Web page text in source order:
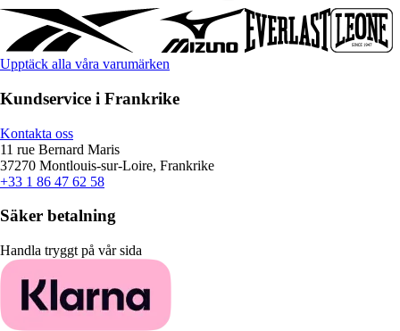
Upptäck alla våra varumärken
Kundservice i Frankrike
Kontakta oss
11 rue Bernard Maris
37270 Montlouis-sur-Loire, Frankrike
+33 1 86 47 62 58
Säker betalning
Handla tryggt på vår sida